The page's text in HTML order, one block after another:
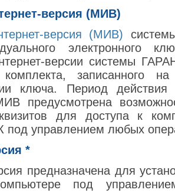
версия (МИВ)
версия (МИВ)
электронного
версии системы
комплекта, записанного
ключа. Период
предусмотрена
для доступа к
под управлением любых
*
предназначена для
под